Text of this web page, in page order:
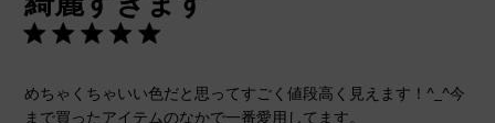
めちゃくちゃいい色だと思ってすごく値段高く見えます！^_^今
まで買ったアイテムのなかで一番愛用してます。